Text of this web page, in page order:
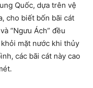
Quốc, dựa trên vệ
cho biết bốn bãi cát
“Ngưu Ách” đều
mặt nước khi thủy
các bãi cát này cao